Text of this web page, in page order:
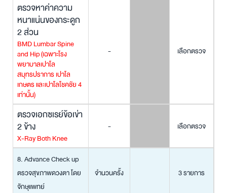
ตรวจหาค่าความ
หนาแน่นของกระดูก
2 ส่วน
BMD Lumbar Spine
and Hip(เฉพาะโรง
พยาบาลเปาโล
สมุทรปราการ เปาโล
เกษตร และเปาโลโชคชัย 4
เท่านั้น)
- เลือกตรวจ
ตรวจเอกซเรย์ข้อเข่า
2 ข้าง
X-Ray Both Knee
- เลือกตรวจ
8. Advance Check up
ตรวจสุขภาพดวงตา โดย
จักษุแพทย์
จำนวนครั้ง 3 รายการ